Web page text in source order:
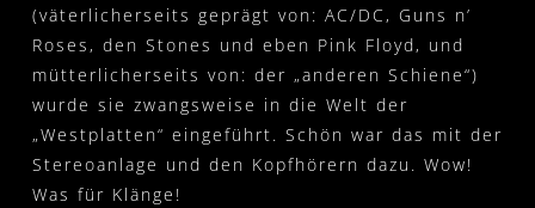
(väterlicherseits geprägt von: AC/DC, Guns n’
Roses, den Stones und eben Pink Floyd, und
mütterlicherseits von: der „anderen Schiene“)
wurde sie zwangsweise in die Welt der
„Westplatten“ eingeführt. Schön war das mit der
Stereoanlage und den Kopfhörern dazu. Wow!
Was für Klänge!